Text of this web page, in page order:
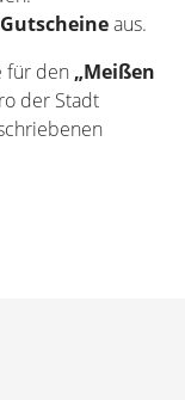
aus.
für den „Meißen
der Stadt